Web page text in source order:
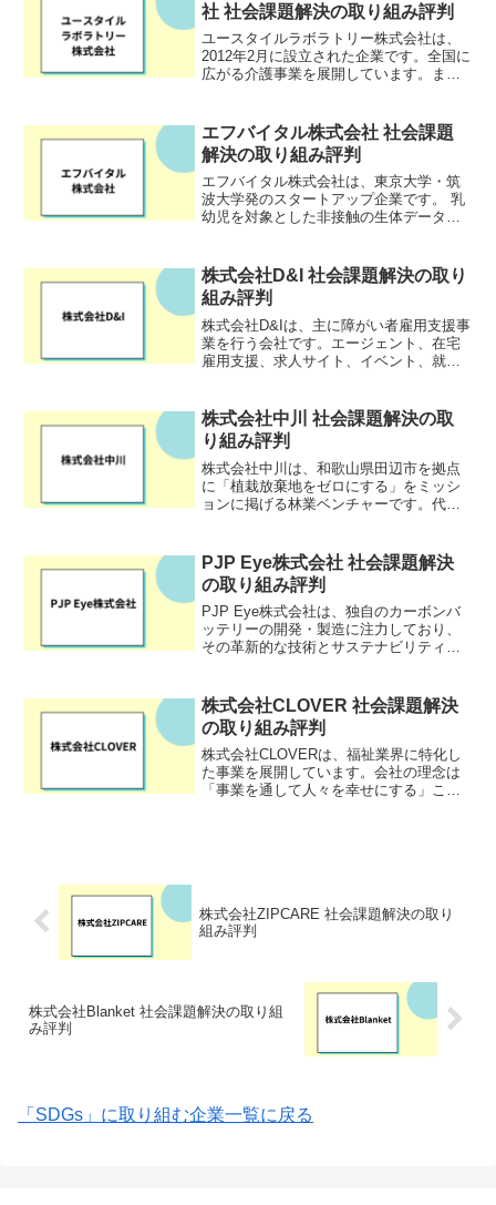
社 社会課題解決の取り組み評判
ユースタイルラボラトリー株式会社は、
2012年2月に設立された企業です。全国に
広がる介護事業を展開しています。ま
理由【事業内容】ユースタイルラボラト
リーは、介護事業...
エフバイタル株式会社 社会課題
解決の取り組み評判
エフバイタル株式会社は、東京大学・筑
波大学発のスタートアップ企業です。 乳
幼児を対象とした非接触の生体データを
る大人たちを支援するソリューションを
提供しています。 テク...
株式会社D&I 社会課題解決の取り
組み評判
株式会社D&Iは、主に障がい者雇用支援事
業を行う会社です。エージェント、在宅
雇用支援、求人サイト、イベント、就労
織、世界の間に存在する壁を、教育と雇
用を通じて取り払い、誰...
株式会社中川 社会課題解決の取
り組み評判
株式会社中川は、和歌山県田辺市を拠点
に「植栽放棄地をゼロにする」をミッシ
ョンに掲げる林業ベンチャーです。代表
や、利益優先で植栽が後回しにされてい
る現状を目の当たりにし、「...
PJP Eye株式会社 社会課題解決
の取り組み評判
PJP Eye株式会社は、独自のカーボンバ
ッテリーの開発・製造に注力しており、
その革新的な技術とサステナビリティへ
バッテリーを手掛け、環境に優しく、高
性能なバッテリー技...
株式会社CLOVER 社会課題解決
の取り組み評判
株式会社CLOVERは、福祉業界に特化し
た事業を展開しています。会社の理念は
「事業を通して人々を幸せにする」こと
株式会社ZIPCARE 社会課題解決の取り
組み評判
株式会社Blanket 社会課題解決の取り組
み評判
「SDGs」に取り組む企業一覧に戻る